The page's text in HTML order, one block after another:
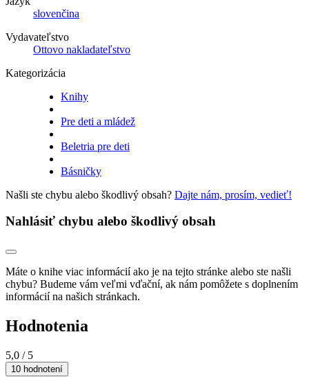
slovenčina
Vydavateľstvo
Ottovo nakladateľstvo
Kategorizácia
Knihy
Pre deti a mládež
Beletria pre deti
Básničky
Našli ste chybu alebo škodlivý obsah? Dajte nám, prosím, vedieť!
Nahlásiť chybu alebo škodlivý obsah
Máte o knihe viac informácií ako je na tejto stránke alebo ste našli
chybu? Budeme vám veľmi vďační, ak nám pomôžete s doplnením
informácií na našich stránkach.
Hodnotenia
5,0 / 5
10 hodnotení